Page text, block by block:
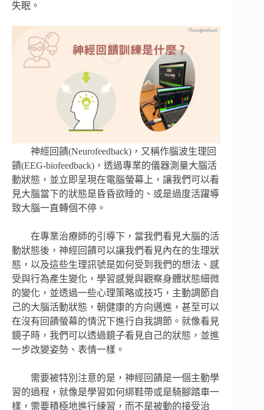
失眠。
神經回饋(Neurofeedback)，又稱作腦波生理回
饋(EEG-biofeedback)，透過專業的儀器測量大腦活
動狀態，並立即呈現在電腦螢幕上，讓我們可以看
見大腦當下的狀態是昏昏欲睡的、或是過度活躍導
致大腦一直轉個不停。
在專業治療師的引導下，當我們看見大腦的活
動狀態後，神經回饋可以讓我們看見內在的生理狀
態，以及這些生理訊號是如何受到我們的想法、感
受與行為產生變化，學習感覺與觀察身體狀態細微
的變化，並透過一些心理策略或技巧，主動調節自
己的大腦活動狀態，朝健康的方向邁進，甚至可以
在沒有回饋螢幕的情況下進行自我調節。就像看見
鏡子時，我們可以透過鏡子看見自己的狀態，並進
一步改變姿勢、表情一樣。
需要被特別注意的是，神經回饋是一個主動學
習的過程，就像是學習如何綁鞋帶或是騎腳踏車一
樣，需要積極地進行練習，而不是被動的接受治